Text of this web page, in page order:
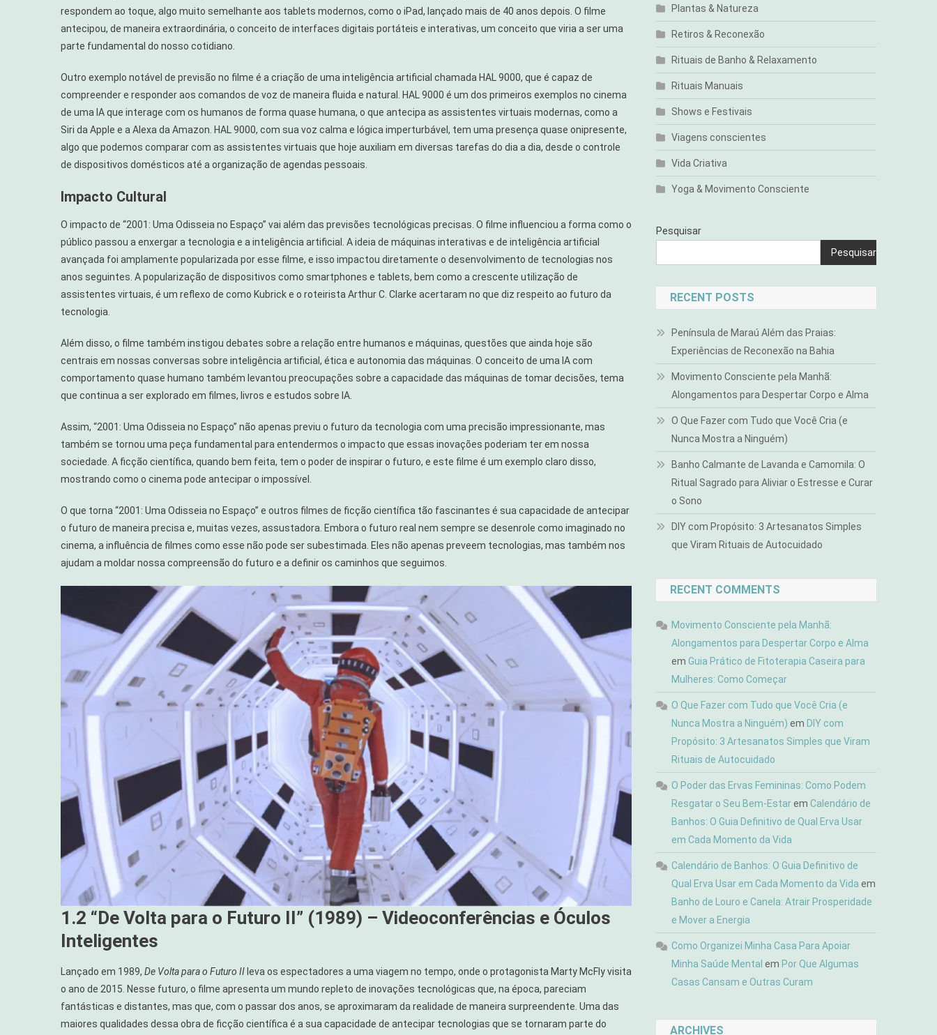
respondem ao toque, algo muito semelhante aos tablets modernos, como o iPad, lançado mais de 40 anos depois. O filme
antecipou, de maneira extraordinária, o conceito de interfaces digitais portáteis e interativas, um conceito que viria a ser uma
parte fundamental do nosso cotidiano.
Outro exemplo notável de previsão no filme é a criação de uma inteligência artificial chamada HAL 9000, que é capaz de
compreender e responder aos comandos de voz de maneira fluida e natural. HAL 9000 é um dos primeiros exemplos no cinema
de uma IA que interage com os humanos de forma quase humana, o que antecipa as assistentes virtuais modernas, como a
Siri da Apple e a Alexa da Amazon. HAL 9000, com sua voz calma e lógica imperturbável, tem uma presença quase onipresente,
algo que podemos comparar com as assistentes virtuais que hoje auxiliam em diversas tarefas do dia a dia, desde o controle
de dispositivos domésticos até a organização de agendas pessoais.
Impacto Cultural
O impacto de “2001: Uma Odisseia no Espaço” vai além das previsões tecnológicas precisas. O filme influenciou a forma como o
público passou a enxergar a tecnologia e a inteligência artificial. A ideia de máquinas interativas e de inteligência artificial
avançada foi amplamente popularizada por esse filme, e isso impactou diretamente o desenvolvimento de tecnologias nos
anos seguintes. A popularização de dispositivos como smartphones e tablets, bem como a crescente utilização de
assistentes virtuais, é um reflexo de como Kubrick e o roteirista Arthur C. Clarke acertaram no que diz respeito ao futuro da
tecnologia.
Além disso, o filme também instigou debates sobre a relação entre humanos e máquinas, questões que ainda hoje são
centrais em nossas conversas sobre inteligência artificial, ética e autonomia das máquinas. O conceito de uma IA com
comportamento quase humano também levantou preocupações sobre a capacidade das máquinas de tomar decisões, tema
que continua a ser explorado em filmes, livros e estudos sobre IA.
Assim, “2001: Uma Odisseia no Espaço” não apenas previu o futuro da tecnologia com uma precisão impressionante, mas
também se tornou uma peça fundamental para entendermos o impacto que essas inovações poderiam ter em nossa
sociedade. A ficção científica, quando bem feita, tem o poder de inspirar o futuro, e este filme é um exemplo claro disso,
mostrando como o cinema pode antecipar o impossível.
O que torna “2001: Uma Odisseia no Espaço” e outros filmes de ficção científica tão fascinantes é sua capacidade de antecipar
o futuro de maneira precisa e, muitas vezes, assustadora. Embora o futuro real nem sempre se desenrole como imaginado no
cinema, a influência de filmes como esse não pode ser subestimada. Eles não apenas preveem tecnologias, mas também nos
ajudam a moldar nossa compreensão do futuro e a definir os caminhos que seguimos.
1.2 “De Volta para o Futuro II” (1989) – Videoconferências e Óculos
Inteligentes
Lançado em 1989, De Volta para o Futuro II leva os espectadores a uma viagem no tempo, onde o protagonista Marty McFly visita
o ano de 2015. Nesse futuro, o filme apresenta um mundo repleto de inovações tecnológicas que, na época, pareciam
fantásticas e distantes, mas que, com o passar dos anos, se aproximaram da realidade de maneira surpreendente. Uma das
maiores qualidades dessa obra de ficção científica é a sua capacidade de antecipar tecnologias que se tornaram parte do
Plantas & Natureza
Retiros & Reconexão
Rituais de Banho & Relaxamento
Rituais Manuais
Shows e Festivais
Viagens conscientes
Vida Criativa
Yoga & Movimento Consciente
Pesquisar
Pesquisar
RECENT POSTS
Península de Maraú Além das Praias:
Experiências de Reconexão na Bahia
Movimento Consciente pela Manhã:
Alongamentos para Despertar Corpo e Alma
O Que Fazer com Tudo que Você Cria (e
Nunca Mostra a Ninguém)
Banho Calmante de Lavanda e Camomila: O
Ritual Sagrado para Aliviar o Estresse e Curar
o Sono
DIY com Propósito: 3 Artesanatos Simples
que Viram Rituais de Autocuidado
RECENT COMMENTS
Movimento Consciente pela Manhã:
Alongamentos para Despertar Corpo e Alma
emGuia Prático de Fitoterapia Caseira para
Mulheres: Como Começar
O Que Fazer com Tudo que Você Cria (e
Nunca Mostra a Ninguém) em DIY com
Propósito: 3 Artesanatos Simples que Viram
Rituais de Autocuidado
O Poder das Ervas Femininas: Como Podem
Resgatar o Seu Bem-EstaremCalendário de
Banhos: O Guia Definitivo de Qual Erva Usar
em Cada Momento da Vida
Calendário de Banhos: O Guia Definitivo de
Qual Erva Usar em Cada Momento da Vida em
Banho de Louro e Canela: Atrair Prosperidade
e Mover a Energia
Como Organizei Minha Casa Para Apoiar
Minha Saúde Mental em Por Que Algumas
Casas Cansam e Outras Curam
ARCHIVES